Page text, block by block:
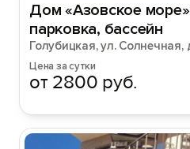
Дом «Азовское
парковка, бассейн
Голубицкая, ул. Солнечная,
Цена за сутки
от 2800 руб.